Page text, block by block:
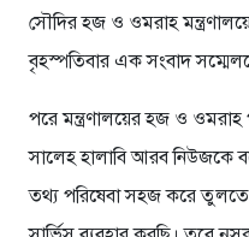
সৌদির হজ ও ওমরাহ
বৃহস্পতিবার এক সংবাদ
পরে মন্ত্রণালয়ের হজ ও ওমরাহ
সালেহ হালাবি আরব নিউজকে
তথ্য পরিষেবা সহজ করে